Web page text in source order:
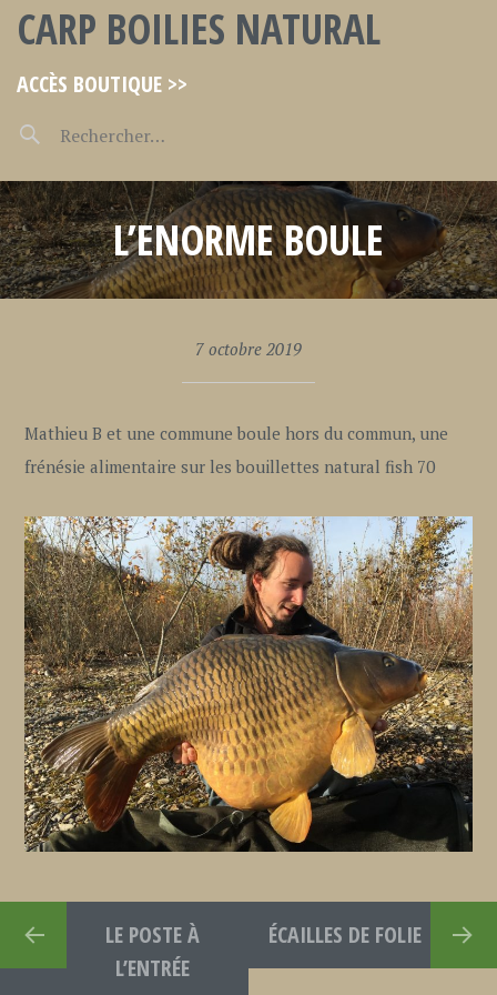
CARP BOILIES NATURAL
ACCÈS BOUTIQUE >>
L’ENORME BOULE
7 octobre 2019
Mathieu B et une commune boule hors du commun, une
frénésie alimentaire sur les bouillettes natural fish 70
LE POSTE À
L’ENTRÉE
ÉCAILLES DE FOLIE